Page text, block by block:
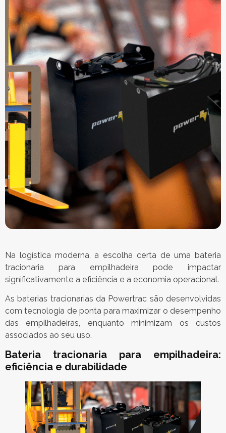
Na logística moderna, a escolha certa de uma bateria
tracionaria para empilhadeira pode impactar
significativamente a eficiência e a economia operacional.
As baterias tracionarias da Powertrac são desenvolvidas
com tecnologia de ponta para maximizar o desempenho
das empilhadeiras, enquanto minimizam os custos
associados ao seu uso.
Bateria tracionaria para empilhadeira:
eficiência e durabilidade